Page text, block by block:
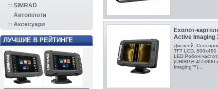
SIMRAD
Автопілоти
Аксесуари
ЛУЧШИЕ В РЕЙТИНГЕ
Ехолот-
Active Imaging
Дисплей:
TFT LCD, 800x480
LED Робочі
(CHIRP)+ 455/800
Imaging™)...